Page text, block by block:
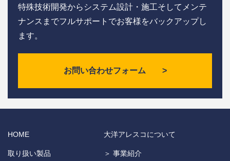
特殊技術開発からシステム設計・施工そしてメンテ
ナンスまでフルサポートでお客様をバックアップし
ます。
お問い合わせフォーム >
HOME
取り扱い製品
大洋アレスコについて
＞ 事業紹介